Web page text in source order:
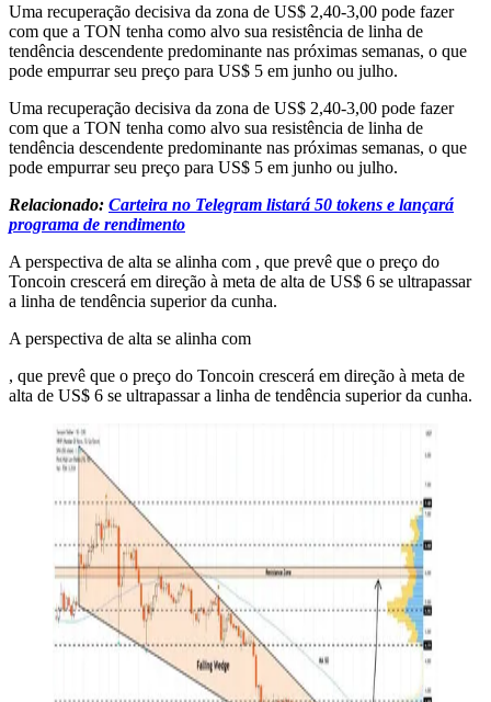
Uma recuperação decisiva da zona de US$ 2,40-3,00 pode fazer
com que a TON tenha como alvo sua resistência de linha de
tendência descendente predominante nas próximas semanas, o que
pode empurrar seu preço para US$ 5 em junho ou julho.
Uma recuperação decisiva da zona de US$ 2,40-3,00 pode fazer
com que a TON tenha como alvo sua resistência de linha de
tendência descendente predominante nas próximas semanas, o que
pode empurrar seu preço para US$ 5 em junho ou julho.
Relacionado: Carteira no Telegram listará 50 tokens e lançará
programa de rendimento
A perspectiva de alta se alinha com , que prevê que o preço do
Toncoin crescerá em direção à meta de alta de US$ 6 se ultrapassar
a linha de tendência superior da cunha.
A perspectiva de alta se alinha com
, que prevê que o preço do Toncoin crescerá em direção à meta de
alta de US$ 6 se ultrapassar a linha de tendência superior da cunha.